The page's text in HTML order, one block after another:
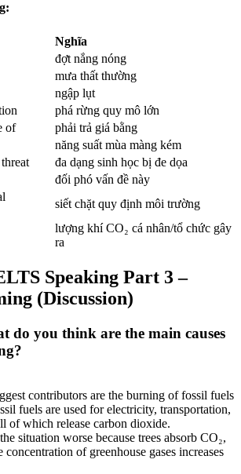
Nghĩa
đợt nắng nóng
mưa thất thường
ngập lụt
phá rừng quy mô lớn
of
phải trả giá bằng
năng suất mùa màng kém
đa dạng sinh học bị đe dọa
đối phó vấn đề này
siết chặt quy định môi trường
lượng khí CO₂ cá nhân/tổ chức gây
ra
Speaking Part 3 –
(Discussion)
do you think are the main causes
contributors are the burning of fossil fuels
fuels are used for electricity, transportation,
of which release carbon dioxide.
situation worse because trees absorb CO₂,
of greenhouse gases increases